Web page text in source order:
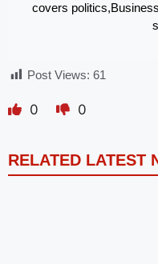
covers
Post Views: 61
0 0
RELATED LATEST